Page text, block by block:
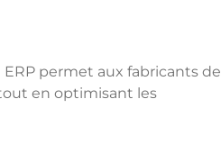
permet aux fabricants de
en optimisant les